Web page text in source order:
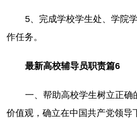
5、完成学校学生处、学院
作任务。
最新高校辅导员职责篇6
一、帮助高校学生树立正确
价值观，确立在中国共产党领导